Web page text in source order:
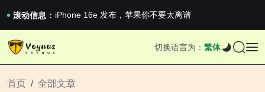
滚动信息： 2026澳网男单收官：全满贯对上全满亚，德约...
《巅峰守卫 Highguard》正式上线，官...
iPhone 16e 发布，苹果你不要太离谱
iPhone 16e 发布，苹果你不要太离谱
切换语言为： 繁体
首页
全部文章